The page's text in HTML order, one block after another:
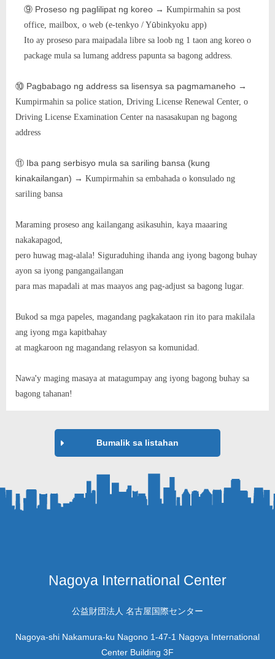
⑨ Proseso ng paglilipat ng koreo → Kumpirmahin sa post
office, mailbox, o web (e-tenkyo / Yūbinkyoku app)
Ito ay proseso para maipadala libre sa loob ng 1 taon ang koreo o
package mula sa lumang address papunta sa bagong address.
⑩ Pagbabago ng address sa lisensya sa pagmamaneho →
Kumpirmahin sa police station, Driving License Renewal Center, o
Driving License Examination Center na nasasakupan ng bagong
address
⑪ Iba pang serbisyo mula sa sariling bansa (kung
kinakailangan) → Kumpirmahin sa embahada o konsulado ng
sariling bansa
Maraming proseso ang kailangang asikasuhin, kaya maaaring
nakakapagod,
pero huwag mag-alala! Siguraduhing ihanda ang iyong bagong buhay
ayon sa iyong pangangailangan
para mas mapadali at mas maayos ang pag-adjust sa bagong lugar.
Bukod sa mga papeles, magandang pagkakataon rin ito para makilala
ang iyong mga kapitbahay
at magkaroon ng magandang relasyon sa komunidad.
Nawa'y maging masaya at matagumpay ang iyong bagong buhay sa
bagong tahanan!
Bumalik sa listahan
Nagoya International Center
公益財団法人 名古屋国際センター
Nagoya-shi Nakamura-ku Nagono 1-47-1 Nagoya International
Center Building 3F